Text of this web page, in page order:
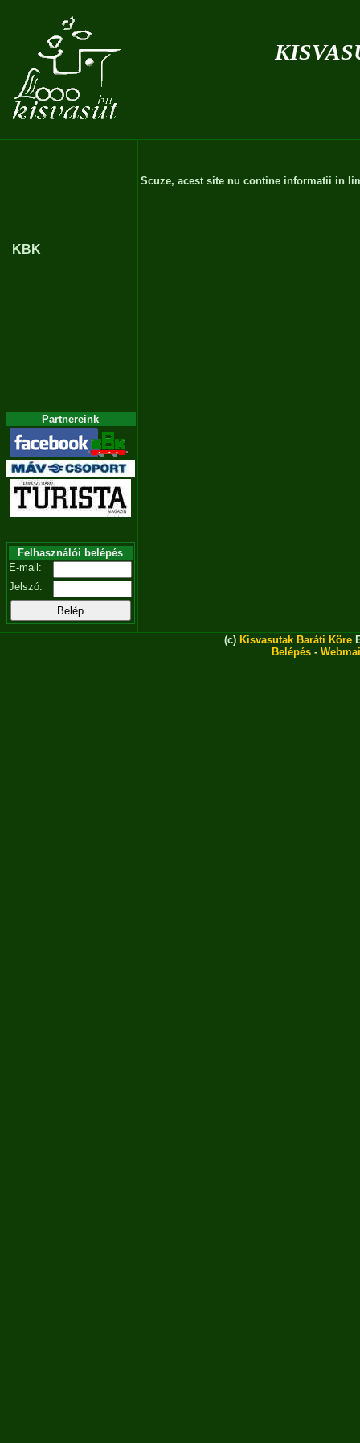
KBK
Partnereink
Felhasználói belépés
E-mail:
Jelszó:
Scuze, acest site nu contine informatii in
(c) Kisvasutak Baráti Köre
Belépés -